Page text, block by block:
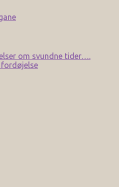
om svundne tider….
fordøjelse